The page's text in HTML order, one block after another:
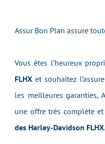
Assur Bon Plan assure
Vous êtes l’heureux
FLHX et souhaitez
les meilleures garanties,
une offre très complète
des Harley-Davidson FLHX.